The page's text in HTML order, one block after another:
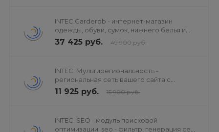
фитнес-центры
студии танца
spa, бани, сауны, базы отдыха
тату-салоны
университеты и образовательные центры
INTEC.Garderob - интернет-магазин
одежды, обуви, сумок, нижнего белья и
аксессуаров
37 425 руб. 49 900 руб.
INTEC: Мультирегиональность -
региональная сеть вашего сайта с
продвижением в поисковиках
11 925 руб. 15 900 руб.
INTEC. SEO - модуль поисковой
оптимизации: seo - фильтр, генерация сео